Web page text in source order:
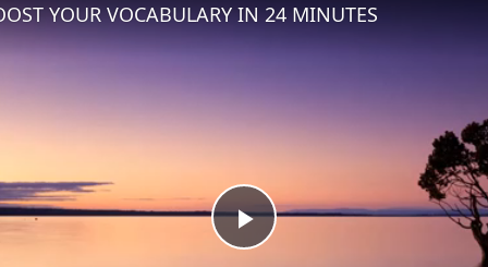
Play
YOUR VOCABULARY IN 24 MINUTES